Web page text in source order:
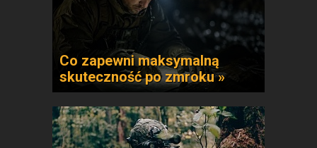
Co zapewni maksymalną
skuteczność po zmroku »